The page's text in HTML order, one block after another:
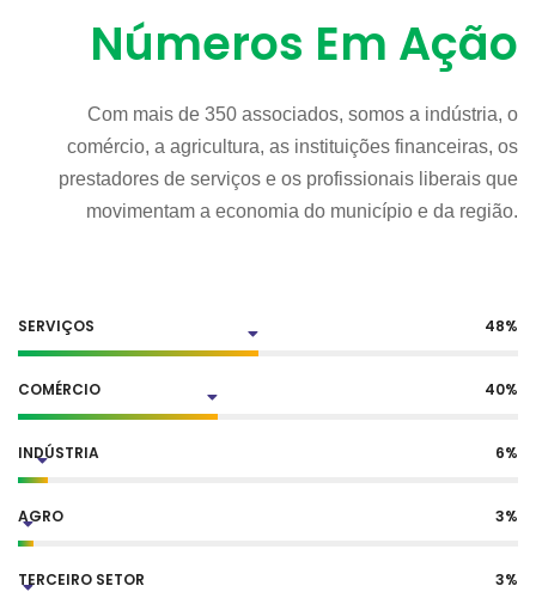
Números Em Ação
Com mais de 350 associados, somos a indústria, o
comércio, a agricultura, as instituições financeiras, os
prestadores de serviços e os profissionais liberais que
movimentam a economia do município e da região.
SERVIÇOS 48%
COMÉRCIO 40%
INDÚSTRIA 6%
AGRO 3%
TERCEIRO SETOR 3%